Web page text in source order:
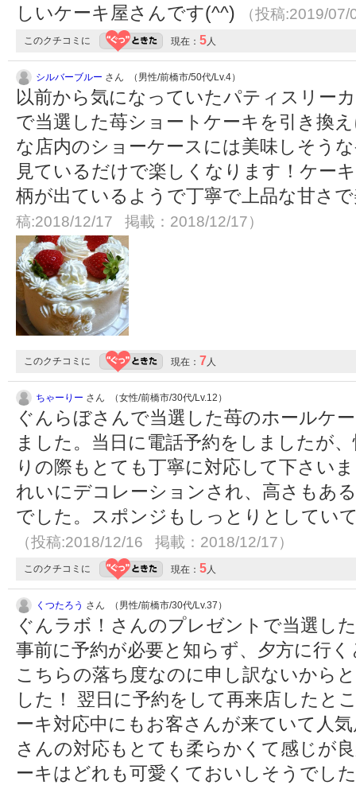
しいケーキ屋さんです(^^) （投稿:2019/
このクチコミに 現在： 5人
シルバーブルー さん （男性/前橋市/50代/Lv.4）
以前から気になっていたパティスリー
で当選した苺ショートケーキを引き換
な店内のショーケースには美味しそう
見ているだけで楽しくなります！ケー
柄が出ているようで丁寧で上品な甘さ
稿:2018/12/17 掲載：2018/12/17）
このクチコミに 現在： 7人
ちゃーりー さん （女性/前橋市/30代/Lv.12）
ぐんらぼさんで当選した苺のホールケ
ました。当日に電話予約をしましたが
りの際もとても丁寧に対応して下さい
れいにデコレーションされ、高さもあ
でした。スポンジもしっとりとしてい
（投稿:2018/12/16 掲載：2018/12/17）
このクチコミに 現在： 5人
くつたろう さん （男性/前橋市/30代/Lv.37）
ぐんラボ！さんのプレゼントで当選し
事前に予約が必要と知らず、夕方に行
こちらの落ち度なのに申し訳ないから
した！ 翌日に予約をして再来店したと
ーキ対応中にもお客さんが来ていて人
さんの対応もとても柔らかくて感じが
ーキはどれも可愛くておいしそうでし